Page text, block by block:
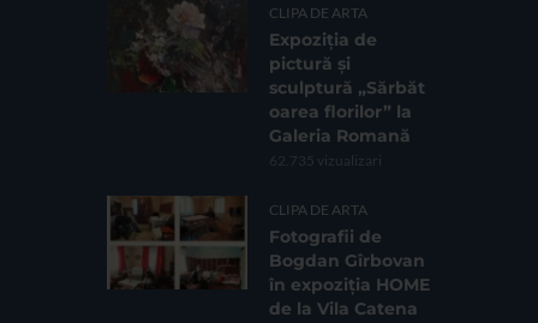
CLIPA DE ARTA
Expoziția de
pictură și
sculptură „Sărbăt
oarea florilor” la
Galeria Romană
62.735 vizualizari
CLIPA DE ARTA
Fotografii de
Bogdan Gîrbovan
în expoziția HOME
de la Vila Catena